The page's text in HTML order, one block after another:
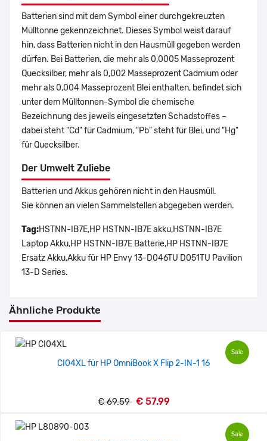
Batterien sind mit dem Symbol einer durchgekreuzten
Mülltonne gekennzeichnet. Dieses Symbol weist darauf
hin, dass Batterien nicht in den Hausmüll gegeben werden
dürfen. Bei Batterien, die mehr als 0,0005 Masseprozent
Quecksilber, mehr als 0,002 Masseprozent Cadmium oder
mehr als 0,004 Masseprozent Blei enthalten, befindet sich
unter dem Mülltonnen-Symbol die chemische
Bezeichnung des jeweils eingesetzten Schadstoffes –
dabei steht "Cd" für Cadmium, "Pb" steht für Blei, und "Hg"
für Quecksilber.
Der Umwelt Zuliebe
Batterien und Akkus gehören nicht in den Hausmüll.
Sie können an vielen Sammelstellen abgegeben werden.
Tag:HSTNN-IB7E,HP HSTNN-IB7E akku,HSTNN-IB7E
Laptop Akku,HP HSTNN-IB7E Batterie,HP HSTNN-IB7E
Ersatz Akku,Akku für HP Envy 13-D046TU D051TU Pavilion
13-D Series.
Ähnliche Produkte
Sale
CI04XL für HP OmniBook X Flip 2-IN-1 16
€ 69.59 € 57.99
Sale